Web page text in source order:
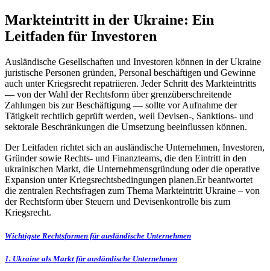
Markteintritt in der Ukraine: Ein
Leitfaden für Investoren
Ausländische Gesellschaften und Investoren können in der Ukraine
juristische Personen gründen, Personal beschäftigen und Gewinne
auch unter Kriegsrecht repatriieren. Jeder Schritt des Markteintritts
— von der Wahl der Rechtsform über grenzüberschreitende
Zahlungen bis zur Beschäftigung — sollte vor Aufnahme der
Tätigkeit rechtlich geprüft werden, weil Devisen-, Sanktions- und
sektorale Beschränkungen die Umsetzung beeinflussen können.
Der Leitfaden richtet sich an ausländische Unternehmen, Investoren,
Gründer sowie Rechts- und Finanzteams, die den Eintritt in den
ukrainischen Markt, die Unternehmensgründung oder die operative
Expansion unter Kriegsrechtsbedingungen planen.Er beantwortet
die zentralen Rechtsfragen zum Thema Markteintritt Ukraine – von
der Rechtsform über Steuern und Devisenkontrolle bis zum
Kriegsrecht.
Wichtigste Rechtsformen für ausländische Unternehmen
1. Ukraine als Markt für ausländische Unternehmen